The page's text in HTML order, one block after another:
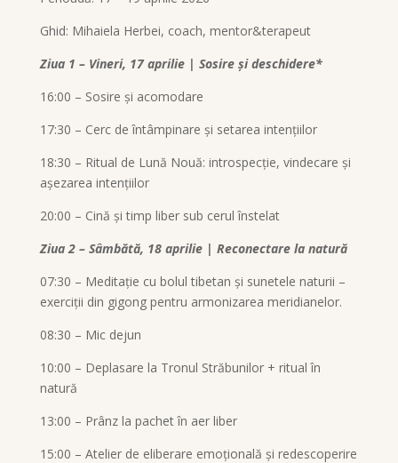
Ghid: Mihaiela Herbei, coach, mentor&terapeut
Ziua 1 – Vineri, 17 aprilie | Sosire și deschidere*
16:00 – Sosire și acomodare
17:30 – Cerc de întâmpinare și setarea intențiilor
18:30 – Ritual de Lună Nouă: introspecție, vindecare și
așezarea intențiilor
20:00 – Cină și timp liber sub cerul înstelat
Ziua 2 – Sâmbătă, 18 aprilie | Reconectare la natură
07:30 – Meditație cu bolul tibetan și sunetele naturii –
exerciții din gigong pentru armonizarea meridianelor.
08:30 – Mic dejun
10:00 – Deplasare la Tronul Străbunilor + ritual în
natură
13:00 – Prânz la pachet în aer liber
15:00 – Atelier de eliberare emoțională și redescoperire